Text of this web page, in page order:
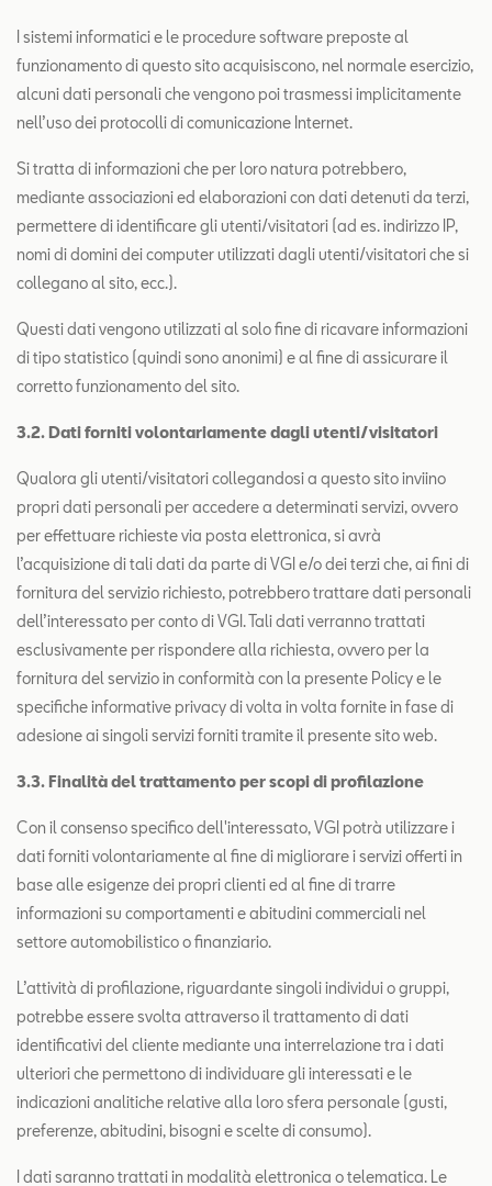
I sistemi informatici e le procedure software preposte al
funzionamento di questo sito acquisiscono, nel normale esercizio,
alcuni dati personali che vengono poi trasmessi implicitamente
nell’uso dei protocolli di comunicazione Internet.
Si tratta di informazioni che per loro natura potrebbero,
mediante associazioni ed elaborazioni con dati detenuti da terzi,
permettere di identificare gli utenti/visitatori (ad es. indirizzo IP,
nomi di domini dei computer utilizzati dagli utenti/visitatori che si
collegano al sito, ecc.).
Questi dati vengono utilizzati al solo fine di ricavare informazioni
di tipo statistico (quindi sono anonimi) e al fine di assicurare il
corretto funzionamento del sito.
3.2. Dati forniti volontariamente dagli utenti/visitatori
Qualora gli utenti/visitatori collegandosi a questo sito inviino
propri dati personali per accedere a determinati servizi, ovvero
per effettuare richieste via posta elettronica, si avrà
l’acquisizione di tali dati da parte di VGI e/o dei terzi che, ai fini di
fornitura del servizio richiesto, potrebbero trattare dati personali
dell’interessato per conto di VGI. Tali dati verranno trattati
esclusivamente per rispondere alla richiesta, ovvero per la
fornitura del servizio in conformità con la presente Policy e le
specifiche informative privacy di volta in volta fornite in fase di
adesione ai singoli servizi forniti tramite il presente sito web.
3.3. Finalità del trattamento per scopi di profilazione
Con il consenso specifico dell'interessato, VGI potrà utilizzare i
dati forniti volontariamente al fine di migliorare i servizi offerti in
base alle esigenze dei propri clienti ed al fine di trarre
informazioni su comportamenti e abitudini commerciali nel
settore automobilistico o finanziario.
L’attività di profilazione, riguardante singoli individui o gruppi,
potrebbe essere svolta attraverso il trattamento di dati
identificativi del cliente mediante una interrelazione tra i dati
ulteriori che permettono di individuare gli interessati e le
indicazioni analitiche relative alla loro sfera personale (gusti,
preferenze, abitudini, bisogni e scelte di consumo).
I dati saranno trattati in modalità elettronica o telematica. Le